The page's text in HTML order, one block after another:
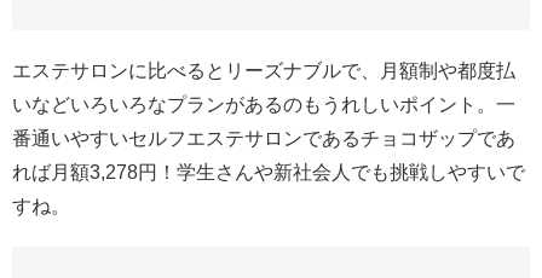
エステサロンに比べるとリーズナブルで、月額制や都度払
いなどいろいろなプランがあるのもうれしいポイント。一
番通いやすいセルフエステサロンであるチョコザップであ
れば月額3,278円！学生さんや新社会人でも挑戦しやすいで
すね。